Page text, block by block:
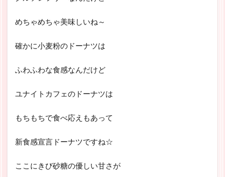
めちゃめちゃ美味しいね～
確かに小麦粉のドーナツは
ふわふわな食感なんだけど
ユナイトカフェのドーナツは
もちもちで食べ応えもあって
新食感宣言ドーナツですね☆
ここにきび砂糖の優しい甘さが